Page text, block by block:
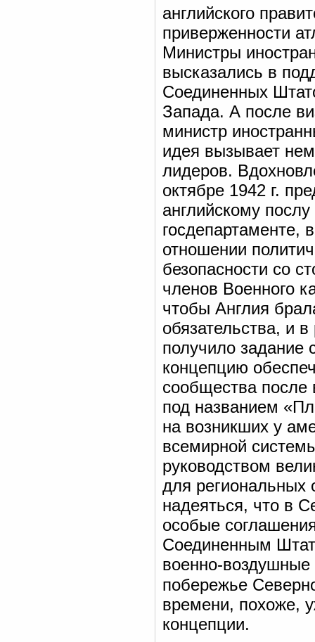
английского
приверженности
Министры
высказались в
Соединенных
Запада. А после
министр
идея вызывает
лидеров.
октябре 1942 г.
английскому
госдепартаменте,
отношении
безопасности со
членов Военного
чтобы Англия
обязательства, и
получило задание
концепцию
сообщества после
под названием
на возникших у
всемирной
руководством
для региональных
надеяться, что в
особые
Соединенным
военно-
побережье
времени, похоже,
концепции.